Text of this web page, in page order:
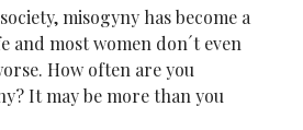
misogyny has become a
and most women don´t even
How often are you
It may be more than you